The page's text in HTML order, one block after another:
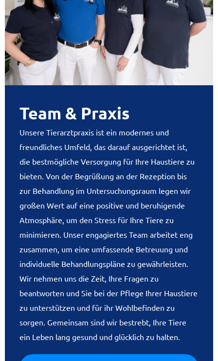
Team & Praxis
Unsere Tierarztpraxis ist ein modernes und
freundliches Umfeld, das darauf ausgerichtet ist,
die bestmögliche Versorgung für Ihre Haustiere zu
bieten. Von der Begrüßung an der Rezeption bis
zur Behandlung im Untersuchungsraum legen wir
großen Wert auf eine positive und beruhigende
Atmosphäre, um den Stress für Ihre Tiere zu
minimieren. Unser engagiertes Team arbeitet eng
zusammen, um eine umfassende Betreuung und
individuelle Behandlungspläne zu gewährleisten.
Wir nehmen uns die Zeit, Ihre Fragen zu
beantworten und Sie bei der Pflege Ihrer Haustiere
zu unterstützen und für ihr Wohlbefinden zu
sorgen. Gemeinsam sind wir bestrebt, Ihre Tiere
ein Leben lang gesund und glücklich zu halten.